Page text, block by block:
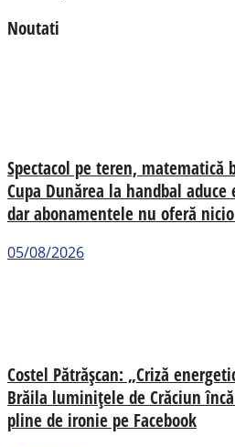
Noutati
Spectacol pe teren, matematică
Cupa Dunărea la handbal
dar abonamentele nu oferă
05/08/2026
Costel Pătrășcan: „Criză
Brăila luminițele de Crăciun
pline de ironie pe Facebook